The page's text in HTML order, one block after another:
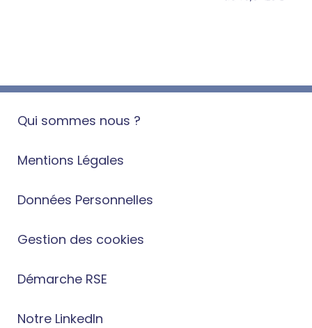
Qui sommes nous ?
Mentions Légales
Données Personnelles
Gestion des cookies
Démarche RSE
Notre LinkedIn